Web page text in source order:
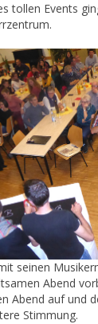
tollen Events
seinen
Abend
Abend auf und
Stimmung.